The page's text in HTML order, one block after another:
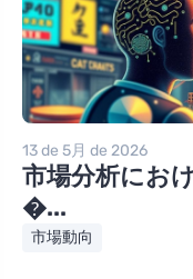
13 de 5月 de 2026
市場分析にお
�...
市場動向